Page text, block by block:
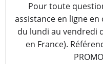
Pour toute
assistance en ligne
du lundi au vendredi
en France).